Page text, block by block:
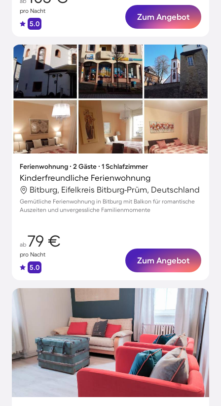
pro Nacht
5.0
Zum Angebot
Ferienwohnung ∙ 2 Gäste ∙ 1 Schlafzimmer
Kinderfreundliche Ferienwohnung
Bitburg, Eifelkreis Bitburg-Prüm, Deutschland
Gemütliche Ferienwohnung in Bitburg mit Balkon für romantische
Auszeiten und unvergessliche Familienmomente
ab 79 €
pro Nacht
5.0
Zum Angebot